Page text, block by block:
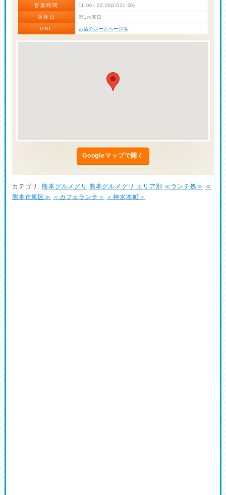
営業時間 11:00～22:00(LO21:00)
店休日 第1水曜日
URL お店のホームページ等
Googleマップで開く
カテゴリ: 熊本グルメグリ 熊本グルメグリ エリア別 ≪ランチ処≫ ≪
熊本市東区≫
＜カフェランチ＞ ＜神水本町＞